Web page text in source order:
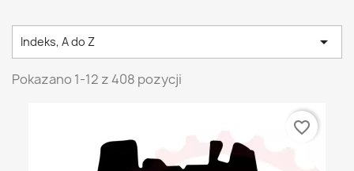
Indeks, A do Z 
Pokazano 1-12 z 408 pozycji
favorite_border